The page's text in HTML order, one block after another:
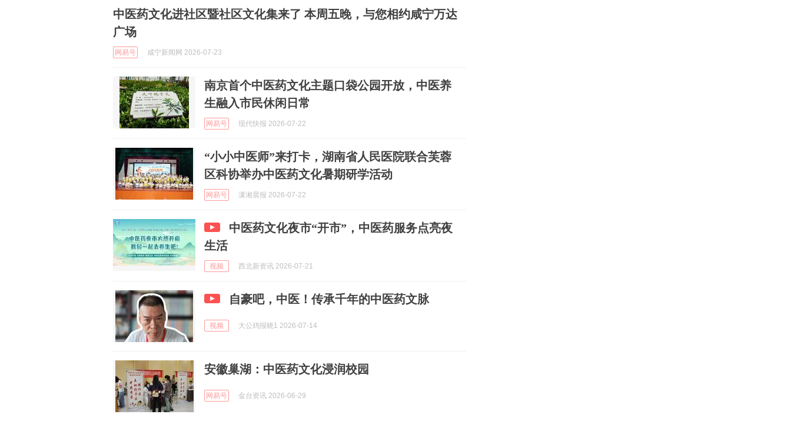
中医药文化进社区暨社区文化集来了 本周五晚，与您相约咸宁万达
广场
网易号 咸宁新闻网 2026-07-23
南京首个中医药文化主题口袋公园开放，中医养
生融入市民休闲日常
网易号 现代快报 2026-07-22
“小小中医师”来打卡，湖南省人民医院联合芙蓉
区科协举办中医药文化暑期研学活动
网易号 潇湘晨报 2026-07-22
中医药文化夜市“开市”，中医药服务点亮夜
生活
视频 西北新资讯 2026-07-21
自豪吧，中医！传承千年的中医药文脉
视频 大公鸡报晓1 2026-07-14
安徽巢湖：中医药文化浸润校园
网易号 金台资讯 2026-06-29